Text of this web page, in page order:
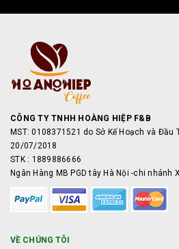
CÔNG TY TNHH HOÀNG HIỆP F&B
MST: 0108371521 do Sở Kế Hoạch và Đầu
20/07/2018
STK : 1889886666
Ngân Hàng MB PGD tây Hà Nội -chi nhánh
VỀ CHÚNG TÔI